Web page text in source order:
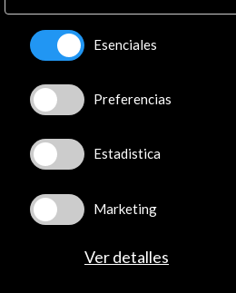
Conecta
(Twitter)
LinkedIn
Facebook
Youtube
Spotify
TikTok
Esenciales
Preferencias
Estadistica
Marketing
Ver detalles